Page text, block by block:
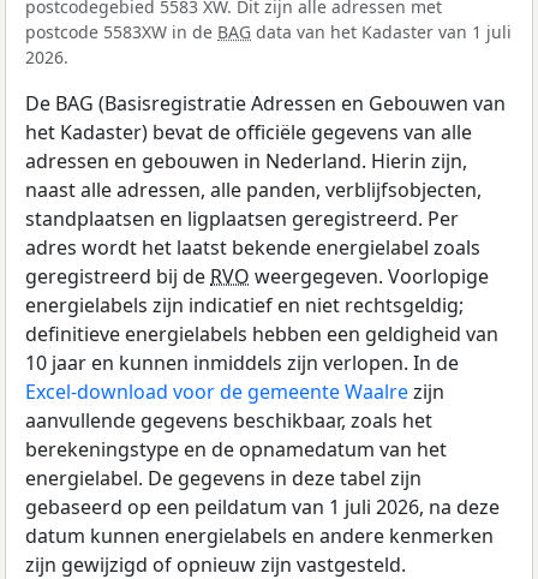
postcodegebied 5583 XW. Dit zijn alle adressen met
postcode 5583XW in de BAG data van het Kadaster van 1 juli
2026.
De BAG (Basisregistratie Adressen en Gebouwen van
het Kadaster) bevat de officiële gegevens van alle
adressen en gebouwen in Nederland. Hierin zijn,
naast alle adressen, alle panden, verblijfsobjecten,
standplaatsen en ligplaatsen geregistreerd. Per
adres wordt het laatst bekende energielabel zoals
geregistreerd bij de RVO weergegeven. Voorlopige
energielabels zijn indicatief en niet rechtsgeldig;
definitieve energielabels hebben een geldigheid van
10 jaar en kunnen inmiddels zijn verlopen. In de
Excel-download voor de gemeente Waalrezijn
aanvullende gegevens beschikbaar, zoals het
berekeningstype en de opnamedatum van het
energielabel. De gegevens in deze tabel zijn
gebaseerd op een peildatum van 1 juli 2026, na deze
datum kunnen energielabels en andere kenmerken
zijn gewijzigd of opnieuw zijn vastgesteld.